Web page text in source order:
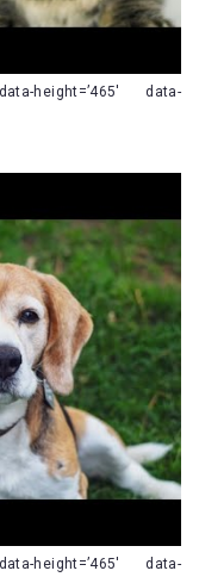
height=’465′ data-
height=’465′ data-